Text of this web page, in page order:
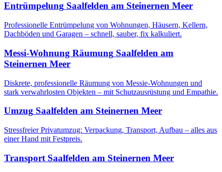
Entrümpelung Saalfelden am Steinernen Meer
Professionelle Entrümpelung von Wohnungen, Häusern, Kellern,
Dachböden und Garagen – schnell, sauber, fix kalkuliert.
Messi-Wohnung Räumung Saalfelden am
Steinernen Meer
Diskrete, professionelle Räumung von Messie-Wohnungen und
stark verwahrlosten Objekten – mit Schutzausrüstung und Empathie.
Umzug Saalfelden am Steinernen Meer
Stressfreier Privatumzug: Verpackung, Transport, Aufbau – alles aus
einer Hand mit Festpreis.
Transport Saalfelden am Steinernen Meer